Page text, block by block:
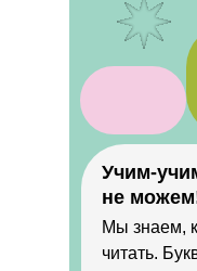
Мы знаем,
читать.
Учим-
не